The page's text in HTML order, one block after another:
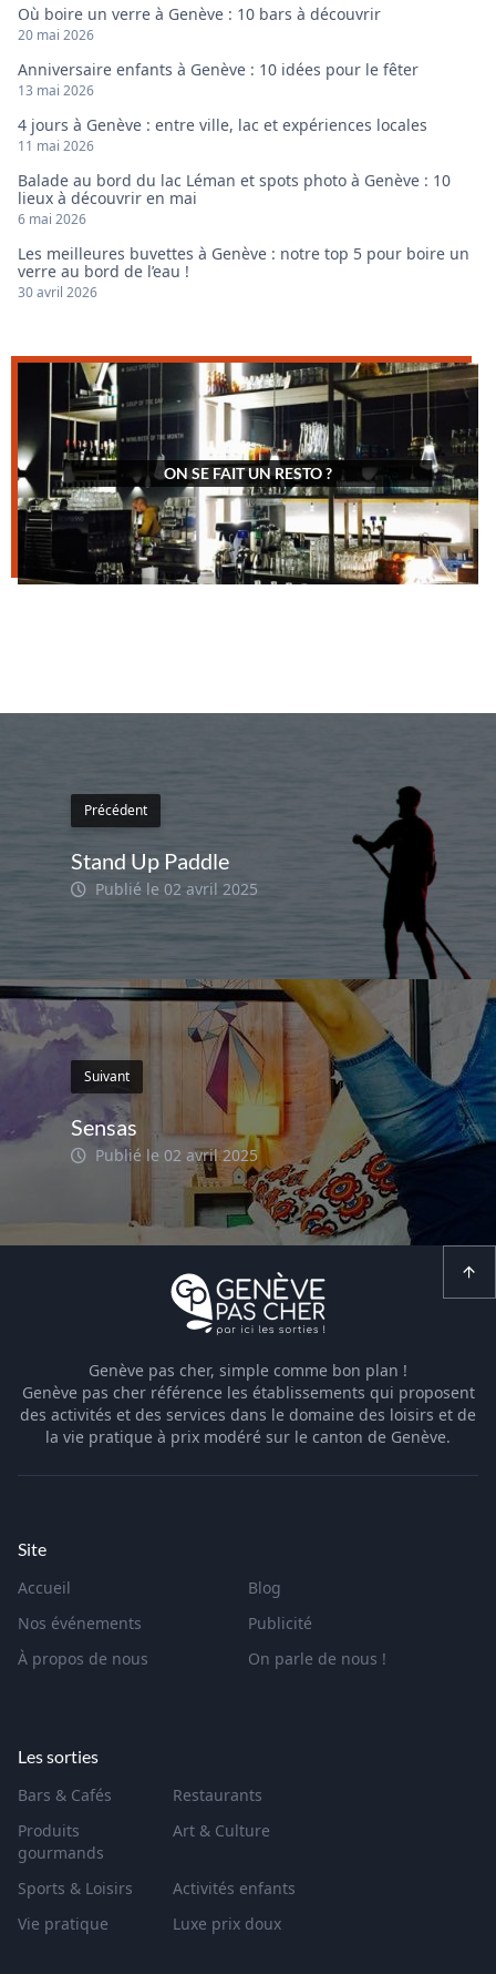
Où boire un verre à Genève : 10 bars à découvrir
20 mai 2026
Anniversaire enfants à Genève : 10 idées pour le fêter
13 mai 2026
4 jours à Genève : entre ville, lac et expériences locales
11 mai 2026
Balade au bord du lac Léman et spots photo à Genève : 10
lieux à découvrir en mai
6 mai 2026
Les meilleures buvettes à Genève : notre top 5 pour boire un
verre au bord de l’eau !
30 avril 2026
ON SE FAIT UN RESTO ?
Précédent
Stand Up Paddle
Publié le 02 avril 2025
Suivant
Sensas
Publié le 02 avril 2025
Genève pas cher, simple comme bon plan !
Genève pas cher référence les établissements qui proposent
des activités et des services dans le domaine des loisirs et de
la vie pratique à prix modéré sur le canton de Genève.
Site
Accueil
Blog
Nos événements
Publicité
À propos de nous
On parle de nous !
Les sorties
Bars & Cafés
Restaurants
Produits
gourmands
Art & Culture
Sports & Loisirs
Activités enfants
Vie pratique
Luxe prix doux